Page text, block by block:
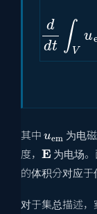
d
其中 为电
度，
E
为电场。
的体积分对应于
对于集总描述